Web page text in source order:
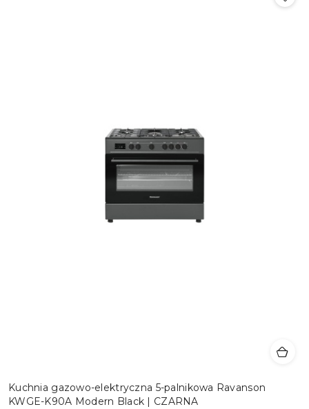
Kuchnia gazowo-elektryczna 5-palnikowa Ravanson
KWGE-K90A Modern Black | CZARNA